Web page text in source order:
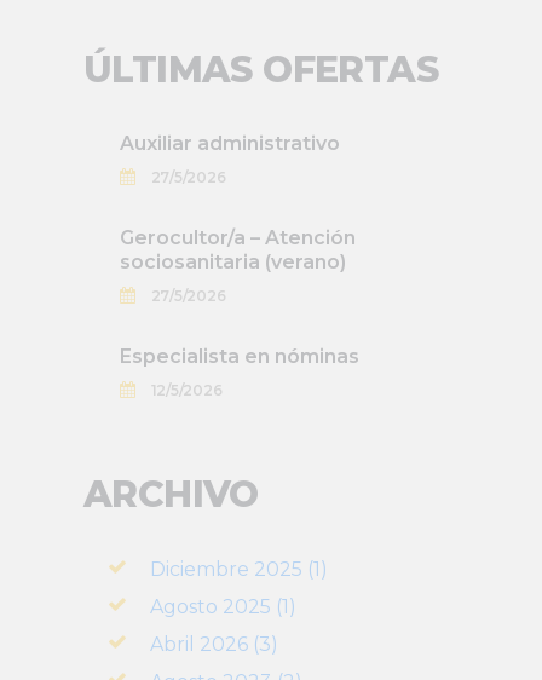
ÚLTIMAS OFERTAS
Auxiliar administrativo
27/5/2026
Gerocultor/a – Atención
sociosanitaria (verano)
27/5/2026
Especialista en nóminas
12/5/2026
ARCHIVO
Diciembre 2025 (1)
Agosto 2025 (1)
Abril 2026 (3)